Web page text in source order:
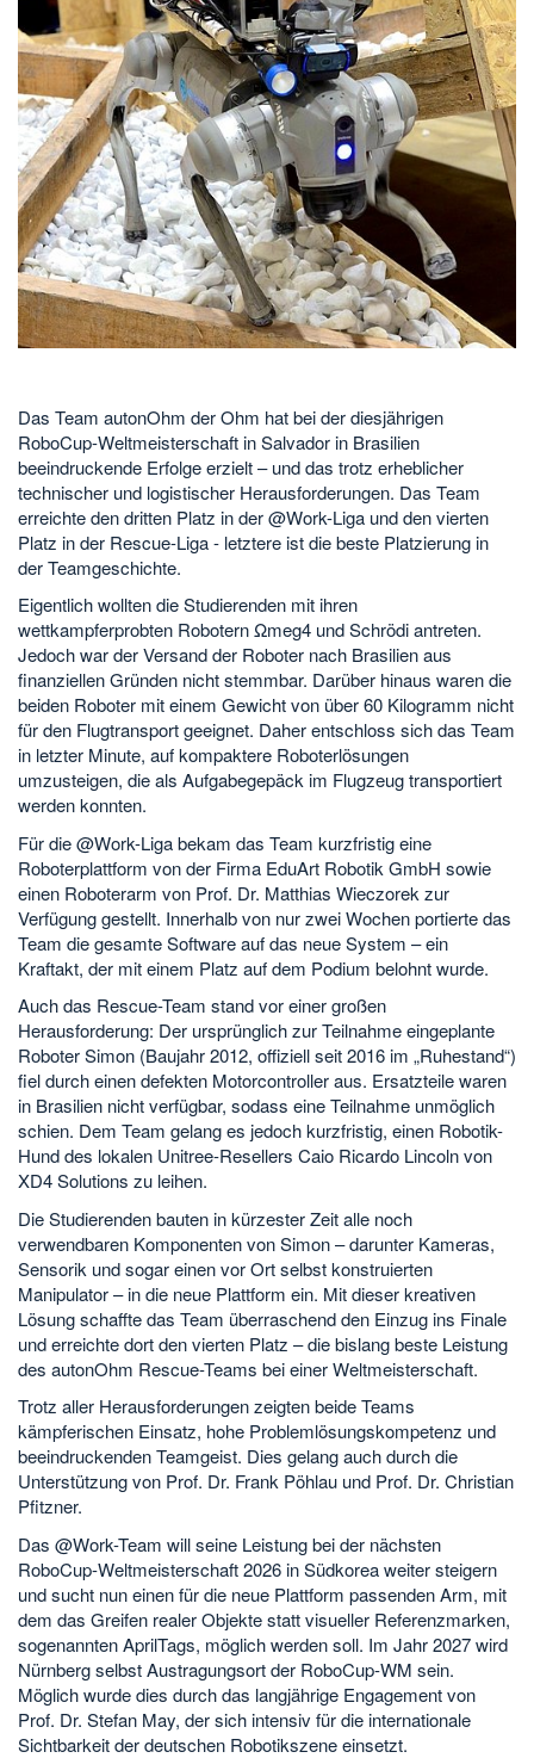
Das Team autonOhm der Ohm hat bei der diesjährigen
RoboCup-Weltmeisterschaft in Salvador in Brasilien
beeindruckende Erfolge erzielt – und das trotz erheblicher
technischer und logistischer Herausforderungen. Das Team
erreichte den dritten Platz in der @Work-Liga und den vierten
Platz in der Rescue-Liga - letztere ist die beste Platzierung in
der Teamgeschichte.
Eigentlich wollten die Studierenden mit ihren
wettkampferprobten Robotern Ωmeg4 und Schrödi antreten.
Jedoch war der Versand der Roboter nach Brasilien aus
finanziellen Gründen nicht stemmbar. Darüber hinaus waren die
beiden Roboter mit einem Gewicht von über 60 Kilogramm nicht
für den Flugtransport geeignet. Daher entschloss sich das Team
in letzter Minute, auf kompaktere Roboterlösungen
umzusteigen, die als Aufgabegepäck im Flugzeug transportiert
werden konnten.
Für die @Work-Liga bekam das Team kurzfristig eine
Roboterplattform von der Firma EduArt Robotik GmbH sowie
einen Roboterarm von Prof. Dr. Matthias Wieczorek zur
Verfügung gestellt. Innerhalb von nur zwei Wochen portierte das
Team die gesamte Software auf das neue System – ein
Kraftakt, der mit einem Platz auf dem Podium belohnt wurde.
Auch das Rescue-Team stand vor einer großen
Herausforderung: Der ursprünglich zur Teilnahme eingeplante
Roboter Simon (Baujahr 2012, offiziell seit 2016 im „Ruhestand“)
fiel durch einen defekten Motorcontroller aus. Ersatzteile waren
in Brasilien nicht verfügbar, sodass eine Teilnahme unmöglich
schien. Dem Team gelang es jedoch kurzfristig, einen Robotik-
Hund des lokalen Unitree-Resellers Caio Ricardo Lincoln von
XD4 Solutions zu leihen.
Die Studierenden bauten in kürzester Zeit alle noch
verwendbaren Komponenten von Simon – darunter Kameras,
Sensorik und sogar einen vor Ort selbst konstruierten
Manipulator – in die neue Plattform ein. Mit dieser kreativen
Lösung schaffte das Team überraschend den Einzug ins Finale
und erreichte dort den vierten Platz – die bislang beste Leistung
des autonOhm Rescue-Teams bei einer Weltmeisterschaft.
Trotz aller Herausforderungen zeigten beide Teams
kämpferischen Einsatz, hohe Problemlösungskompetenz und
beeindruckenden Teamgeist. Dies gelang auch durch die
Unterstützung von Prof. Dr. Frank Pöhlau und Prof. Dr. Christian
Pfitzner.
Das @Work-Team will seine Leistung bei der nächsten
RoboCup-Weltmeisterschaft 2026 in Südkorea weiter steigern
und sucht nun einen für die neue Plattform passenden Arm, mit
dem das Greifen realer Objekte statt visueller Referenzmarken,
sogenannten AprilTags, möglich werden soll. Im Jahr 2027 wird
Nürnberg selbst Austragungsort der RoboCup-WM sein.
Möglich wurde dies durch das langjährige Engagement von
Prof. Dr. Stefan May, der sich intensiv für die internationale
Sichtbarkeit der deutschen Robotikszene einsetzt.